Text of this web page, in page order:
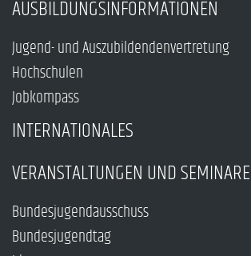
AUSBILDUNGSINFORMATIONEN
Jugend- und Auszubildendenvertretung
Hochschulen
Jobkompass
INTERNATIONALES
VERANSTALTUNGEN UND SEMINARE
Bundesjugendausschuss
Bundesjugendtag